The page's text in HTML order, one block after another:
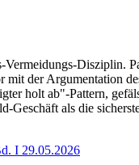
Vermeidungs-Disziplin.
mit der Argumentation
holt ab"-Pattern,
Geschäft als die
I 29.05.2026